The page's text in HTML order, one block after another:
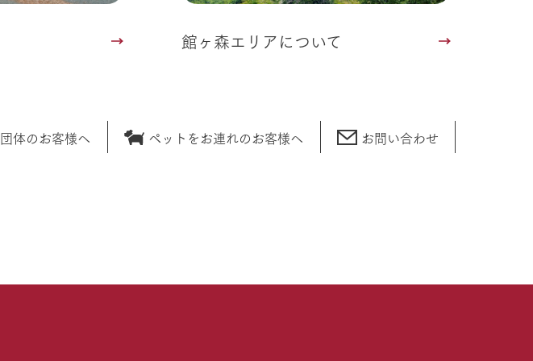
館ヶ森エリアについて
団体のお客様へ ペットをお連れのお客様へ お問い合わせ